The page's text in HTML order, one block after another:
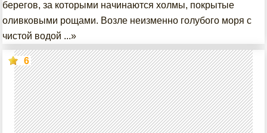
берегов, за которыми начинаются холмы, покрытые
оливковыми рощами. Возле неизменно голубого моря с
чистой водой ...»
6